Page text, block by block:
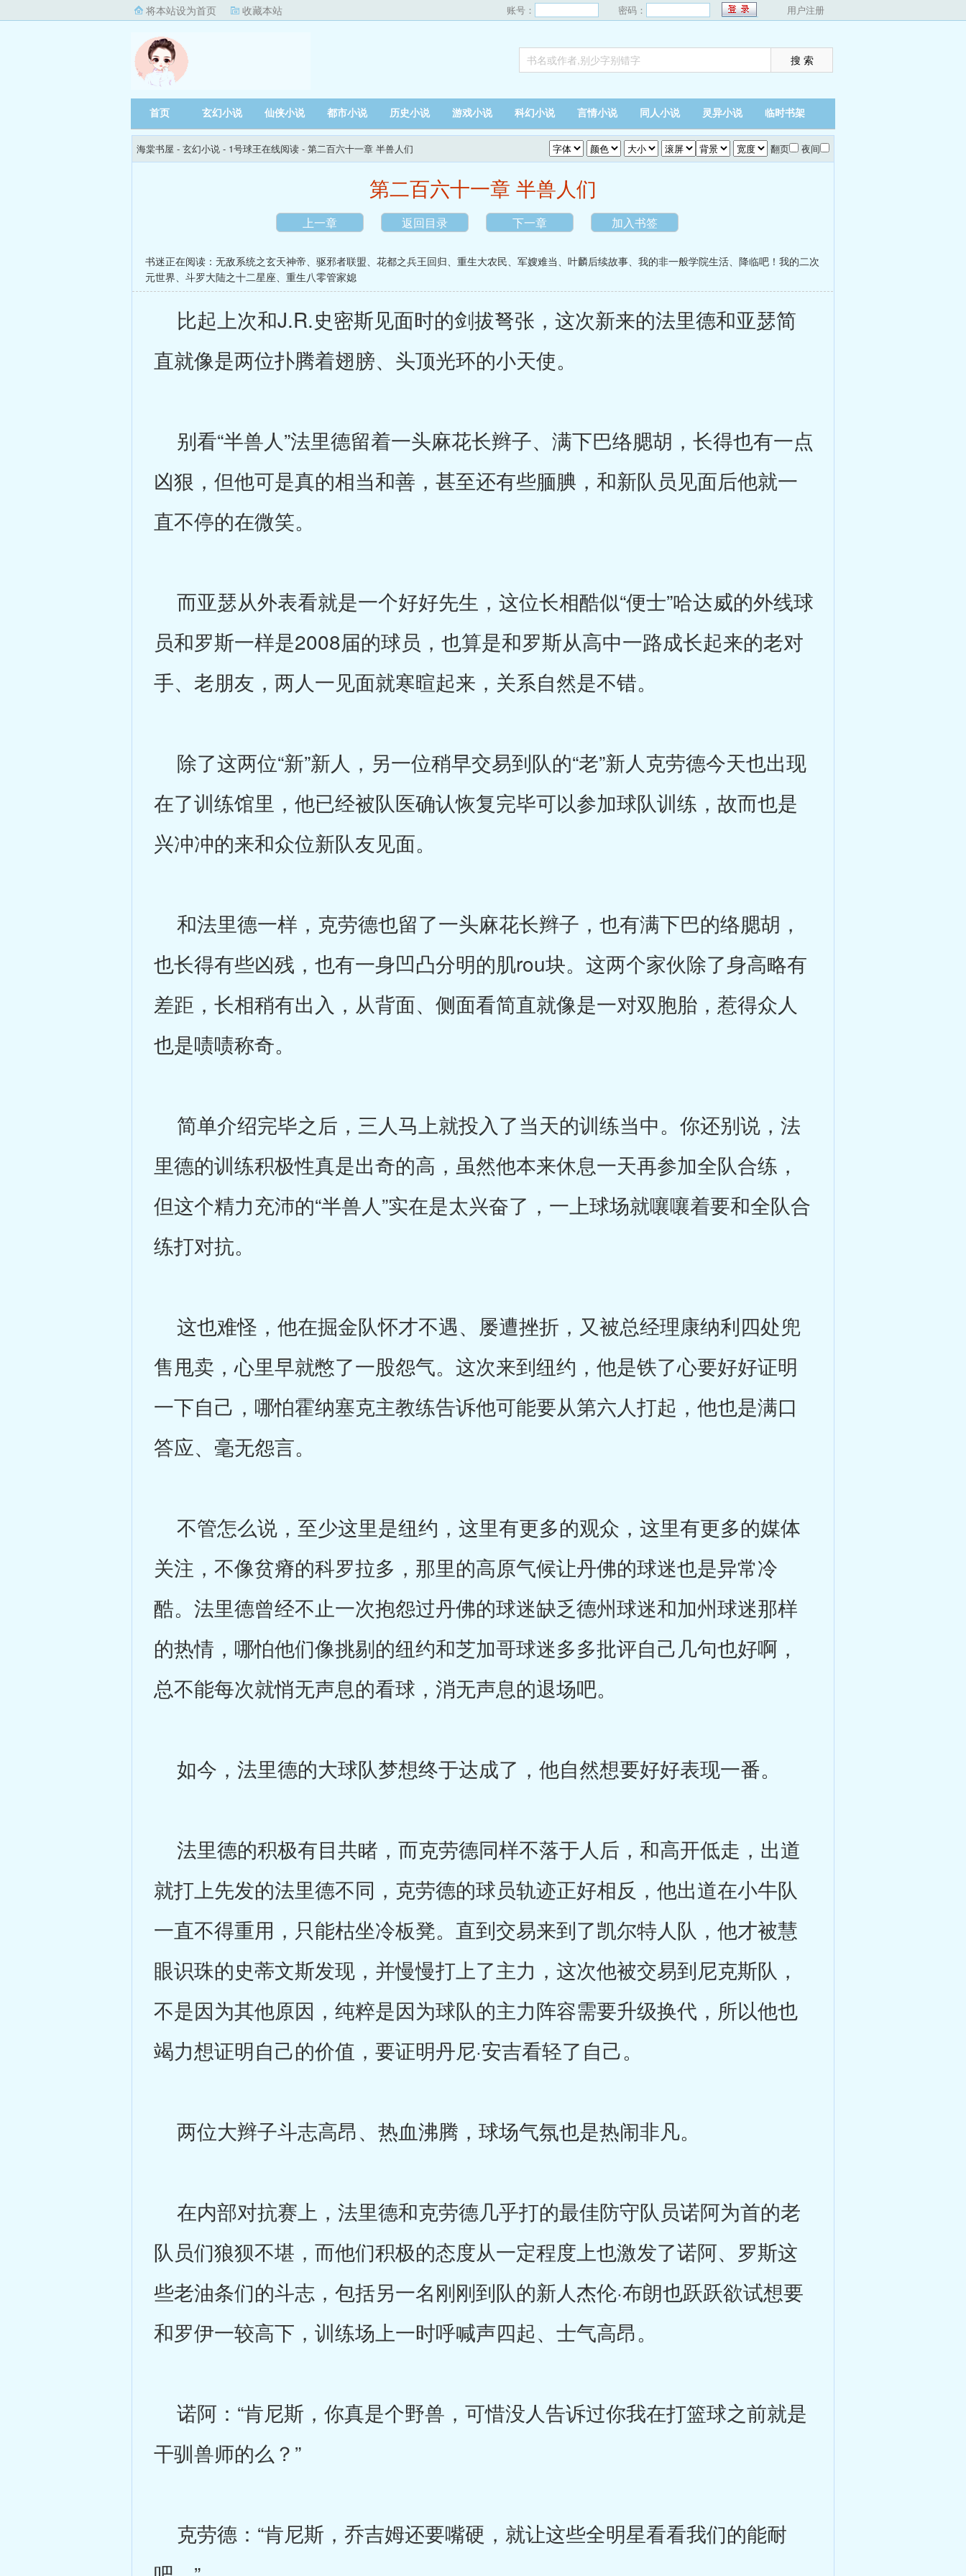
将本站设为首页 收藏本站 账号： 密码： 用户注册
首页 玄幻小说 仙侠小说 都市小说 历史小说 游戏小说 科幻小说 言情小说 同人小说 灵异小说 临时书架
海棠书屋 - 玄幻小说 - 1号球王在线阅读 - 第二百六十一章 半兽人们 翻页 夜间
第二百六十一章 半兽人们
上一章 返回目录 下一章 加入书签
书迷正在阅读： 无敌系统之玄天神帝、 驱邪者联盟、 花都之兵王回归、 重生大农民、 军嫂难当、 叶麟后续故事、 我的非一般学院生活、 降临吧！我的二次
元世界、 斗罗大陆之十二星座、 重生八零管家媳
比起上次和J.R.史密斯见面时的剑拔弩张，这次新来的法里德和亚瑟简
直就像是两位扑腾着翅膀、头顶光环的小天使。
别看“半兽人”法里德留着一头麻花长辫子、满下巴络腮胡，长得也有一点
凶狠，但他可是真的相当和善，甚至还有些腼腆，和新队员见面后他就一
直不停的在微笑。
而亚瑟从外表看就是一个好好先生，这位长相酷似“便士”哈达威的外线球
员和罗斯一样是2008届的球员，也算是和罗斯从高中一路成长起来的老对
手、老朋友，两人一见面就寒暄起来，关系自然是不错。
除了这两位“新”新人，另一位稍早交易到队的“老”新人克劳德今天也出现
在了训练馆里，他已经被队医确认恢复完毕可以参加球队训练，故而也是
兴冲冲的来和众位新队友见面。
和法里德一样，克劳德也留了一头麻花长辫子，也有满下巴的络腮胡，
也长得有些凶残，也有一身凹凸分明的肌rou块。这两个家伙除了身高略有
差距，长相稍有出入，从背面、侧面看简直就像是一对双胞胎，惹得众人
也是啧啧称奇。
简单介绍完毕之后，三人马上就投入了当天的训练当中。你还别说，法
里德的训练积极性真是出奇的高，虽然他本来休息一天再参加全队合练，
但这个精力充沛的“半兽人”实在是太兴奋了，一上球场就嚷嚷着要和全队合
练打对抗。
这也难怪，他在掘金队怀才不遇、屡遭挫折，又被总经理康纳利四处兜
售甩卖，心里早就憋了一股怨气。这次来到纽约，他是铁了心要好好证明
一下自己，哪怕霍纳塞克主教练告诉他可能要从第六人打起，他也是满口
答应、毫无怨言。
不管怎么说，至少这里是纽约，这里有更多的观众，这里有更多的媒体
关注，不像贫瘠的科罗拉多，那里的高原气候让丹佛的球迷也是异常冷
酷。法里德曾经不止一次抱怨过丹佛的球迷缺乏德州球迷和加州球迷那样
的热情，哪怕他们像挑剔的纽约和芝加哥球迷多多批评自己几句也好啊，
总不能每次就悄无声息的看球，消无声息的退场吧。
如今，法里德的大球队梦想终于达成了，他自然想要好好表现一番。
法里德的积极有目共睹，而克劳德同样不落于人后，和高开低走，出道
就打上先发的法里德不同，克劳德的球员轨迹正好相反，他出道在小牛队
一直不得重用，只能枯坐冷板凳。直到交易来到了凯尔特人队，他才被慧
眼识珠的史蒂文斯发现，并慢慢打上了主力，这次他被交易到尼克斯队，
不是因为其他原因，纯粹是因为球队的主力阵容需要升级换代，所以他也
竭力想证明自己的价值，要证明丹尼·安吉看轻了自己。
两位大辫子斗志高昂、热血沸腾，球场气氛也是热闹非凡。
在内部对抗赛上，法里德和克劳德几乎打的最佳防守队员诺阿为首的老
队员们狼狈不堪，而他们积极的态度从一定程度上也激发了诺阿、罗斯这
些老油条们的斗志，包括另一名刚刚到队的新人杰伦·布朗也跃跃欲试想要
和罗伊一较高下，训练场上一时呼喊声四起、士气高昂。
诺阿：“肯尼斯，你真是个野兽，可惜没人告诉过你我在打篮球之前就是
干驯兽师的么？”
克劳德：“肯尼斯，乔吉姆还要嘴硬，就让这些全明星看看我们的能耐